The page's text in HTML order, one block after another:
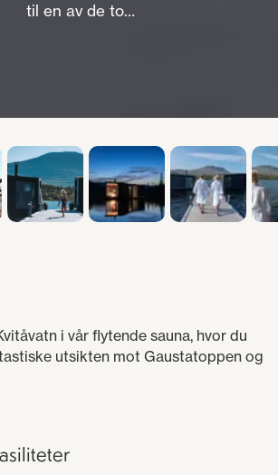
til en av de to
i vår flytende sauna, hvor du
utsikten mot Gaustatoppen og